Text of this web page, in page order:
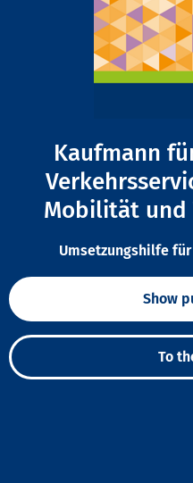
Kaufmann
Mobilität und
Umsetzungshilfe
Show
To